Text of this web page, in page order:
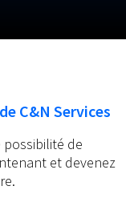
C&N Services
possibilité de
et devenez